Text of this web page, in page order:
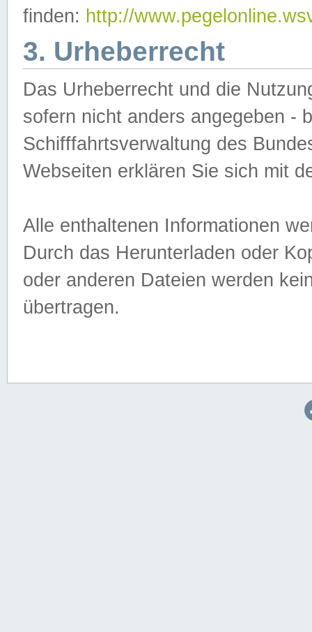
finden: http://
3. Urheberrecht
Das Urheberrecht und die
sofern nicht anders angegeben -
Schifffahrtsverwaltung des
Webseiten erklären Sie sich mit
Alle enthaltenen Informationen
Durch das Herunterladen oder
oder anderen Dateien werden
übertragen.